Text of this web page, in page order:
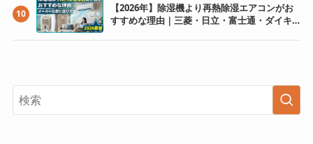
10
【2026年】除湿機より再熱除湿エアコンがお
すすめな理由｜三菱・日立・富士通・ダイキ